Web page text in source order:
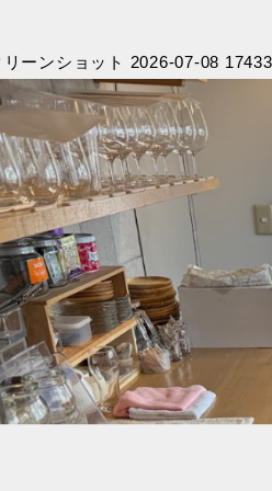
リーンショット 2026-07-08